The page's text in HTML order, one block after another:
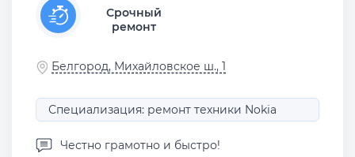
Срочный
ремонт
Белгород, Михайловское ш., 1
Специализация: ремонт техники Nokia
Честно грамотно и быстро!